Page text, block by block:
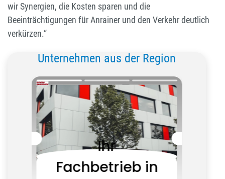
wir Synergien, die Kosten sparen und die
Beeinträchtigungen für Anrainer und den Verkehr deutlich
verkürzen.“
Unternehmen aus der Region